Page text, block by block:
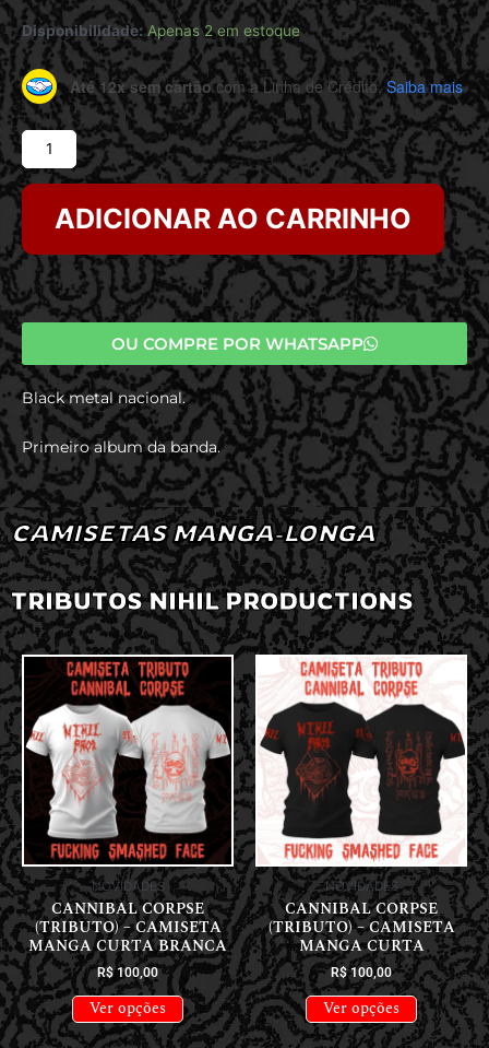
Disponibilidade: Apenas 2 em estoque
Até 12x sem cartãocom a Linha de Crédito. Saiba mais
ADICIONAR AO CARRINHO
OU COMPRE POR WHATSAPP
Black metal nacional.
Primeiro album da banda.
CAMISETAS MANGA-LONGA
TRIBUTOS NIHIL PRODUCTIONS
NOVIDADES
CANNIBAL CORPSE
(TRIBUTO) – CAMISETA
MANGA CURTA BRANCA
R$100,00
Ver opções
NOVIDADES
CANNIBAL CORPSE
(TRIBUTO) – CAMISETA
MANGA CURTA
R$100,00
Ver opções